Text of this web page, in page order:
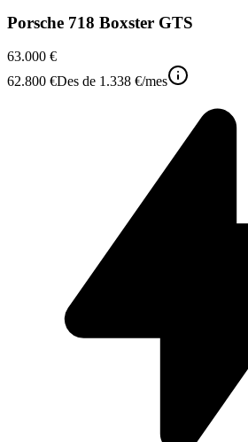
Porsche 718 Boxster GTS
63.000 €
62.800 €Des de 1.338 €/mes